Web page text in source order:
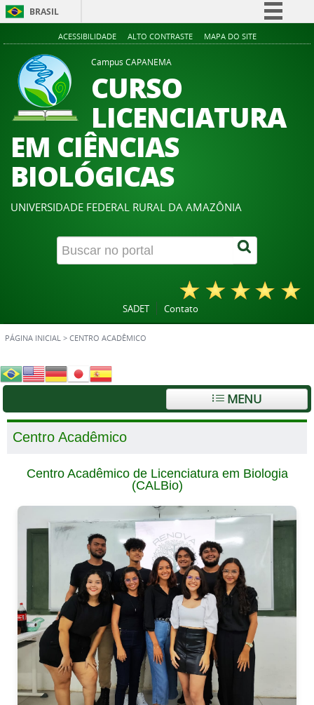
BRASIL
Simplifique!
Legislação
ACESSIBILIDADE ALTO CONTRASTE MAPA DO SITE
Campus CAPANEMA
CURSO
LICENCIATURA
EM CIÊNCIAS
BIOLÓGICAS
UNIVERSIDADE FEDERAL RURAL DA AMAZÔNIA
SADET Contato
PÁGINA INICIAL > CENTRO ACADÊMICO
MENU
Centro Acadêmico
Centro Acadêmico de Licenciatura em Biologia
(CALBio)